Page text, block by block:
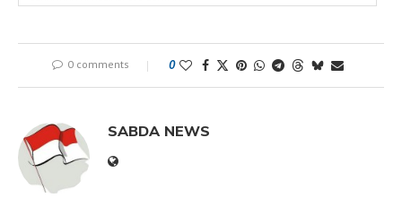
0 comments 0
SABDA NEWS